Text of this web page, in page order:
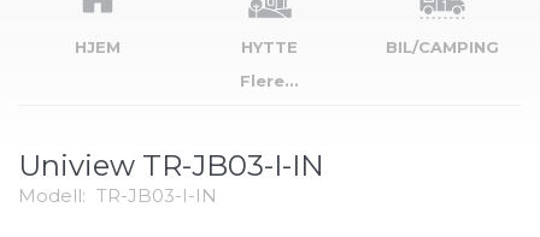
HJEM HYTTE
BIL/CAMPING
Flere...
Uniview TR-JB03-I-IN
Modell: TR-JB03-I-IN